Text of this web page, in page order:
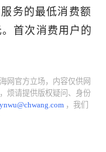
务的最低消费额
首次消费用户的
网官方立场，内容仅供网
烦请提供版权疑问、身份
，我们